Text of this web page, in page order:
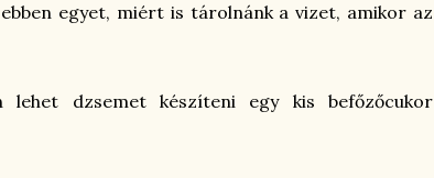
egyet, miért is tárolnánk a vizet, amikor az
lehet dzsemet készíteni egy kis befőzőcukor